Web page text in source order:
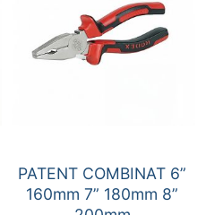
PATENT COMBINAT 6”
160mm 7” 180mm 8”